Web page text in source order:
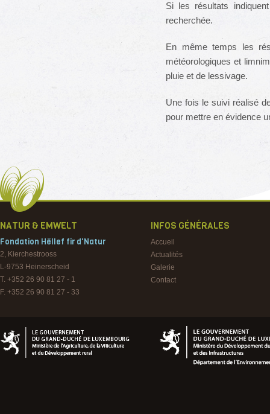
Si les résultats
recherchée.
En même temps les
météorologiques et
pluie et de lessivage.
Une fois le suivi réalisé
pour mettre en évidence
NATUR & EMWELT
Fondation Hëllef fir d'Natur
2, Kierchestrooss
L-9753 Heinerscheid
T. +352 26 90 81 27 - 1
F. +352 26 90 81 27 - 33
INFOS GÉNÉRALES
Accueil
Actualités
Galerie
Contact